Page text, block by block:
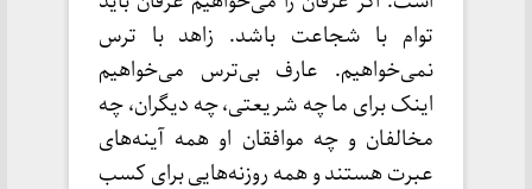
توام با شجاعت باشد. زاهد با ترس
نمی‌خواهیم. عارف بی‌ترس می‌خواهیم
اینک برای ما چه شریعتی، چه دیگران، چه
مخالفان و چه موافقان او همه آینه‌های
عبرت هستند و همه روزنه‌هایی برای کسب